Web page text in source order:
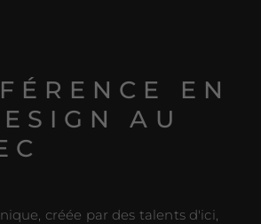
EN
AU
créée par des talents d'ici,